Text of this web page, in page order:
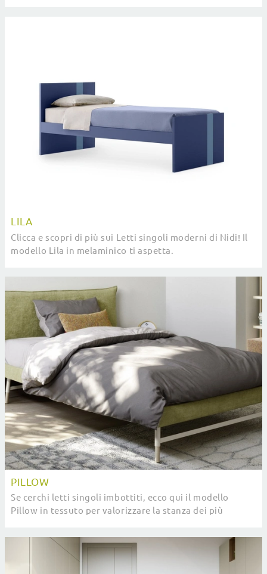
LILA
Clicca e scopri di più sui Letti singoli moderni di Nidi! Il
modello Lila in melaminico ti aspetta.
PILLOW
Se cerchi letti singoli imbottiti, ecco qui il modello
Pillow in tessuto per valorizzare la stanza dei più